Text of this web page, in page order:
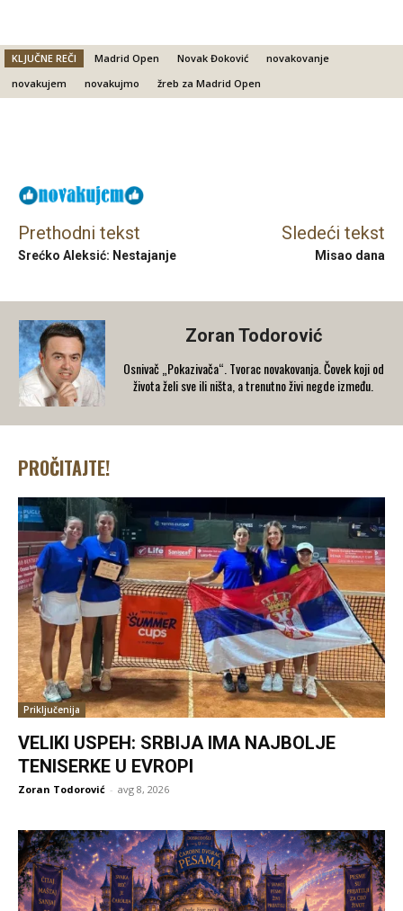
KLJUČNE REČI Madrid Open Novak Đoković
novakovanje
novakujem
novakujmo žreb za Madrid Open
Prethodni tekst
Srećko Aleksić: Nestajanje
Sledeći tekst
Misao dana
Zoran Todorović
Osnivač „Pokazivača“. Tvorac novakovanja. Čovek koji od
života želi sve ili ništa, a trenutno živi negde između.
PROČITAJTE!
Priključenija
VELIKI USPEH: SRBIJA IMA NAJBOLJE
TENISERKE U EVROPI
Zoran Todorović - avg 8, 2026